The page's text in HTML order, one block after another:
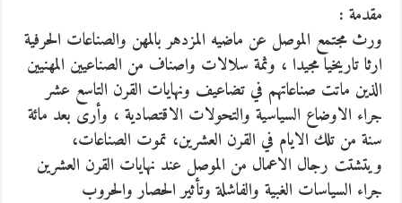
مقدمة :
ورث مجتمع الموصل عن ماضيه المزدهر بالمهن والصناعات الحرفية
ارثا تاريخيا مجيدا ، وثمة سلالات واصناف من الصناعيين المهنيين
الذين ماتت صناعاتهم في تضاعيف ونهايات القرن التاسع عشر
جراء الاوضاع السياسية والتحولات الاقتصادية ، وأرى بعد مائة
سنة من تلك الايام في القرن العشرين، تموت الصناعات،
ويتشتت رجال الاعمال من الموصل عند نهايات القرن العشرين
جراء السياسات الغبية والفاشلة وتأثير الحصار والحروب